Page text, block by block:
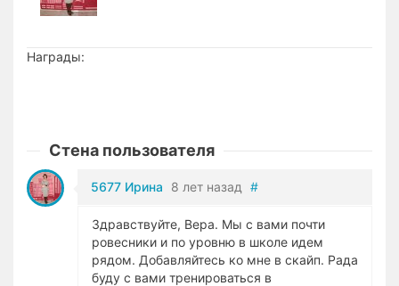
Награды:
Стена пользователя
5677 Ирина 8 лет назад #
Здравствуйте, Вера. Мы с вами почти
ровесники и по уровню в школе идем
рядом. Добавляйтесь ко мне в скайп. Рада
буду с вами тренироваться в